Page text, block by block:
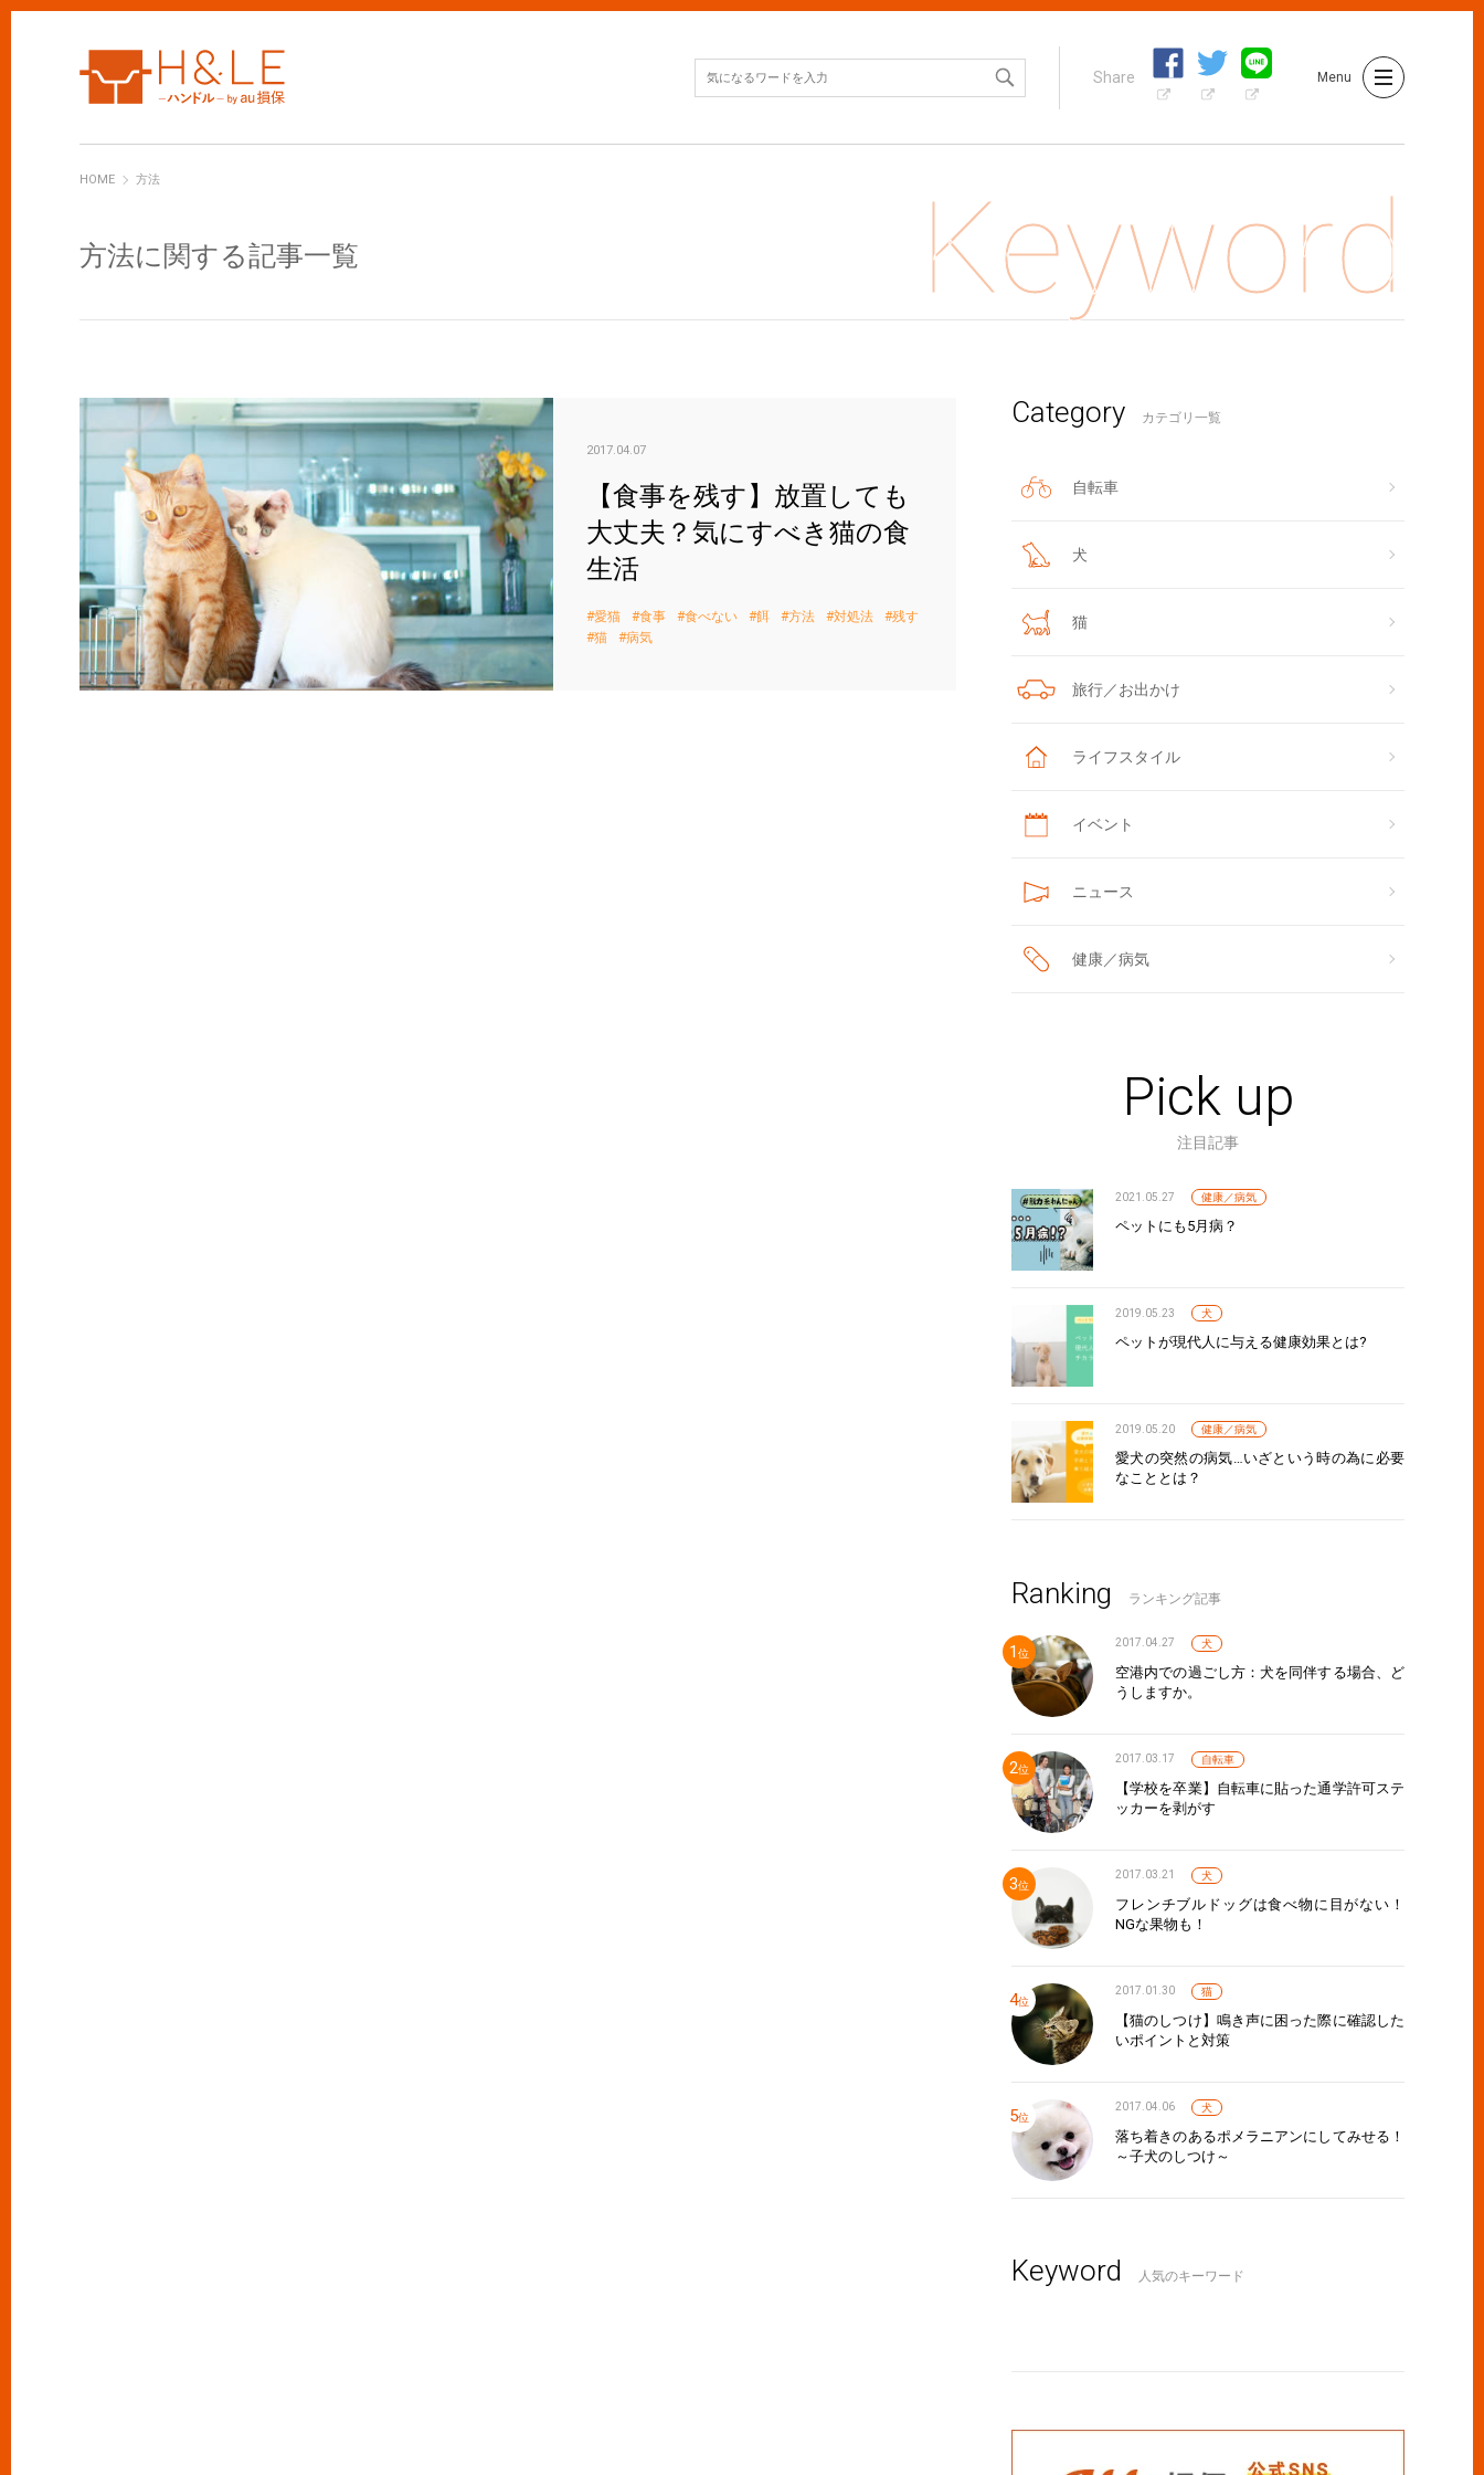
Share Menu
HOMEH&LE方法
方法に関する記事一覧
【食事を残す】放置しても大丈夫？気にすべき猫の食生活
2017.04.07
【食事を残す】放置しても
大丈夫？気にすべき猫の食
生活
愛猫 食事 食べない 餌 方法 対処法
残す
猫
病気
Category カテゴリ一覧
自転車
犬
猫
旅行／お出かけ
ライフスタイル
イベント
ニュース
健康／病気
Pick up
注目記事
2021.05.27 健康／病気
ペットにも5月病？
2019.05.23 犬
ペットが現代人に与える健康効果とは?
2019.05.20 健康／病気
愛犬の突然の病気…いざという時の為に必要
なこととは？
Ranking ランキング記事
2017.04.27 犬
空港内での過ごし方：犬を同伴する場合、ど
うしますか。
2017.03.17 自転車
【学校を卒業】自転車に貼った通学許可ステ
ッカーを剥がす
2017.03.21 犬
フレンチブルドッグは食べ物に目がない！
NGな果物も！
2017.01.30 猫
【猫のしつけ】鳴き声に困った際に確認した
いポイントと対策
2017.04.06 犬
落ち着きのあるポメラニアンにしてみせる！
～子犬のしつけ～
Keyword 人気のキーワード